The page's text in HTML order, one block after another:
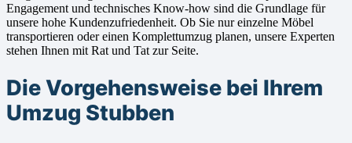
Engagement und technisches Know-how sind die Grundlage für
unsere hohe Kundenzufriedenheit. Ob Sie nur einzelne Möbel
transportieren oder einen Komplettumzug planen, unsere Experten
stehen Ihnen mit Rat und Tat zur Seite.
Die Vorgehensweise bei Ihrem
Umzug Stubben